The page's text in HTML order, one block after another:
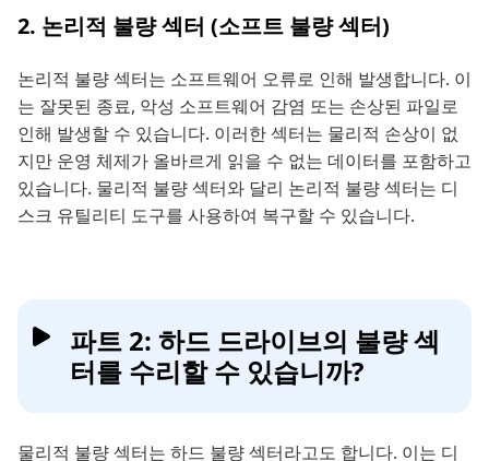
2. 논리적 불량 섹터 (소프트 불량 섹터)
논리적 불량 섹터는 소프트웨어 오류로 인해 발생합니다. 이
는 잘못된 종료, 악성 소프트웨어 감염 또는 손상된 파일로
인해 발생할 수 있습니다. 이러한 섹터는 물리적 손상이 없
지만 운영 체제가 올바르게 읽을 수 없는 데이터를 포함하고
있습니다. 물리적 불량 섹터와 달리 논리적 불량 섹터는 디
스크 유틸리티 도구를 사용하여 복구할 수 있습니다.
파트 2: 하드 드라이브의 불량 섹
터를 수리할 수 있습니까?
물리적 불량 섹터는 하드 불량 섹터라고도 합니다. 이는 디